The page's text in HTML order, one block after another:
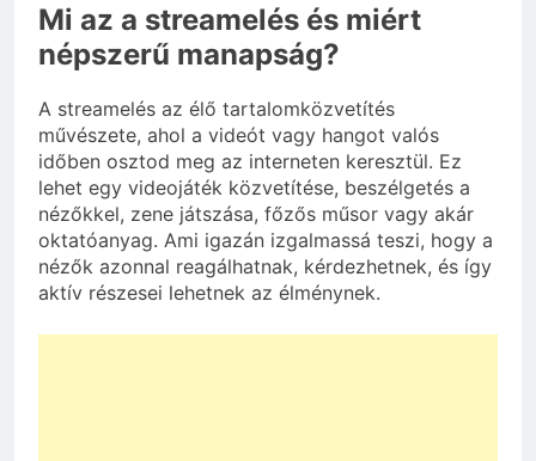
Mi az a streamelés és miért
népszerű manapság?
A streamelés az élő tartalomközvetítés
művészete, ahol a videót vagy hangot valós
időben osztod meg az interneten keresztül. Ez
lehet egy videojáték közvetítése, beszélgetés a
nézőkkel, zene játszása, főzős műsor vagy akár
oktatóanyag. Ami igazán izgalmassá teszi, hogy a
nézők azonnal reagálhatnak, kérdezhetnek, és így
aktív részesei lehetnek az élménynek.